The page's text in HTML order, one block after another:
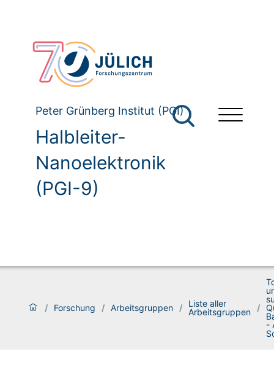
Peter Grünberg Institut (PGI)
Halbleiter-
Nanoelektronik
(PGI-9)
/ Forschung / Arbeitsgruppen /
Liste aller
Arbeitsgruppen /
-